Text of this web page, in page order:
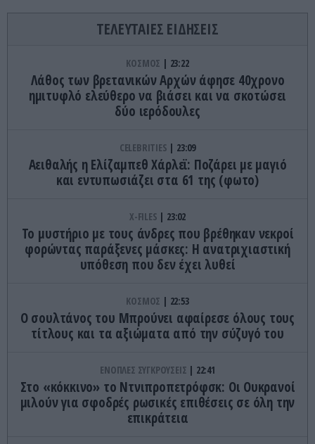
ΤΕΛΕΥΤΑΙΕΣ ΕΙΔΗΣΕΙΣ
ΚΟΣΜΟΣ 23:22
Λάθος των βρετανικών Αρχών άφησε 40χρονο
ημιτυφλό ελεύθερο να βιάσει και να σκοτώσει
δύο ιερόδουλες
CELEBRITIES 23:09
Αειθαλής η Ελίζαμπεθ Χάρλεϊ: Ποζάρει με μαγιό
και εντυπωσιάζει στα 61 της (φωτο)
X-FILES 23:02
Το μυστήριο με τους άνδρες που βρέθηκαν νεκροί
φορώντας παράξενες μάσκες: Η ανατριχιαστική
υπόθεση που δεν έχει λυθεί
ΚΟΣΜΟΣ 22:53
Ο σουλτάνος του Μπρούνει αφαίρεσε όλους τους
τίτλους και τα αξιώματα από την σύζυγό του
ΕΝΟΠΛΕΣ ΣΥΓΚΡΟΥΣΕΙΣ 22:41
Στο «κόκκινο» το Ντνιπροπετρόφσκ: Οι Ουκρανοί
μιλούν για σφοδρές ρωσικές επιθέσεις σε όλη την
επικράτεια